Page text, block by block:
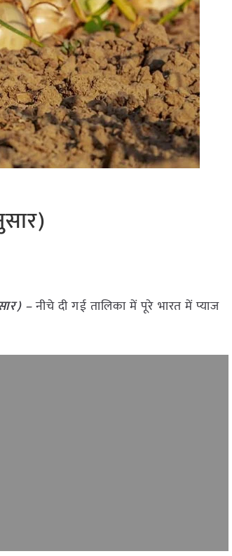
–नीचे दी गई तालिका में पूरे भारत में प्याज